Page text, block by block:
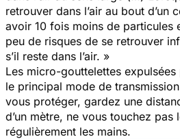
retrouver dans l’air au bout d’un
avoir 10 fois moins de particules
peu de risques de se retrouver
s’il reste dans l’air. »
Les micro-gouttelettes
le principal mode de
vous protéger, gardez une
d’un mètre, ne vous touchez
régulièrement les mains.